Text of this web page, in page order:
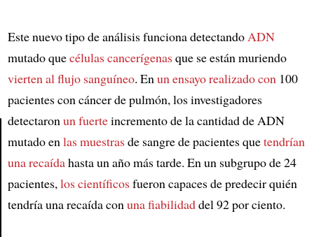
Article
Este nuevo tipo de análisis funciona detectandoADN
mutado quecélulascancerígenasque se están muriendo
vierten alflujo sanguíneo. Enun ensayorealizado con100
pacientes con cáncer de pulmón, los investigadores
detectaronun fuerteincremento de la cantidad de ADN
mutado enlas muestrasde sangre de pacientes quetendrían
una recaídahasta un año más tarde. En un subgrupo de 24
pacientes,los científicosfueron capaces de predecir quién
tendría una recaída conuna fiabilidaddel 92 por ciento.